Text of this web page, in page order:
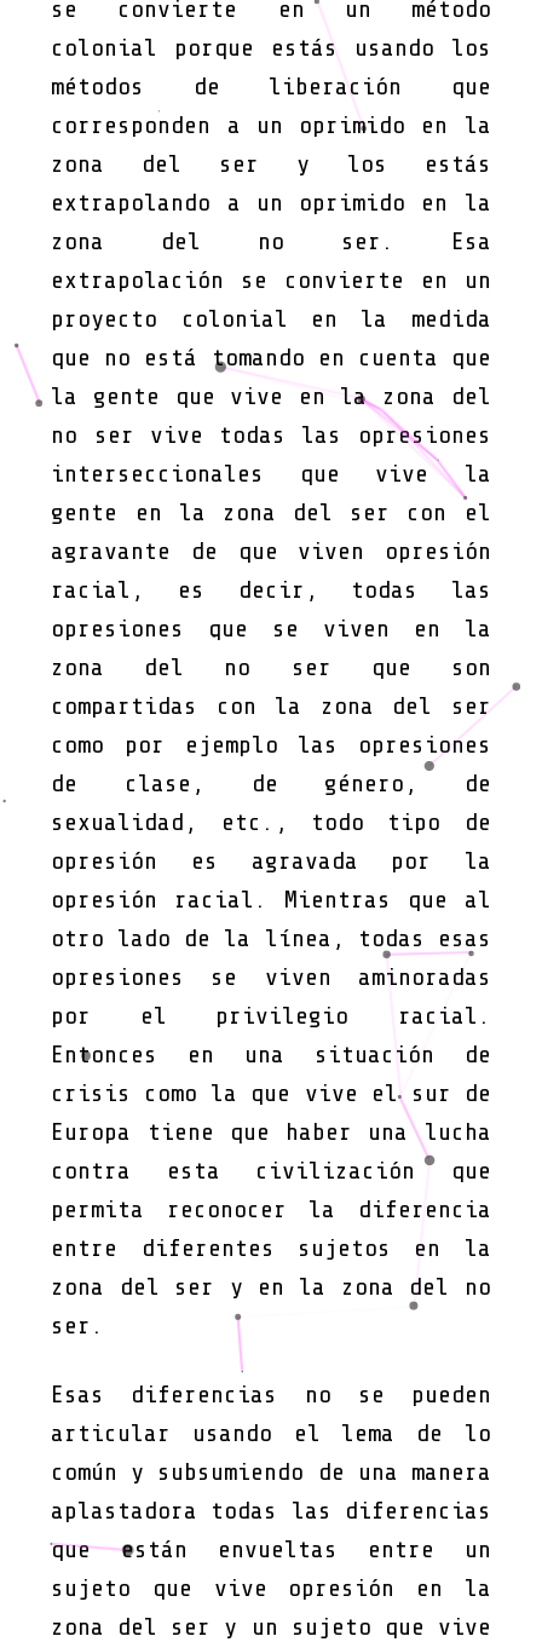
se convierte en un método
colonial porque estás usando los
métodos de liberación que
corresponden a un oprimido en la
zona del ser y los estás
extrapolando a un oprimido en la
zona del no ser. Esa
extrapolación se convierte en un
proyecto colonial en la medida
que no está tomando en cuenta que
la gente que vive en la zona del
no ser vive todas las opresiones
interseccionales que vive la
gente en la zona del ser con el
agravante de que viven opresión
racial, es decir, todas las
opresiones que se viven en la
zona del no ser que son
compartidas con la zona del ser
como por ejemplo las opresiones
de clase, de género, de
sexualidad, etc., todo tipo de
opresión es agravada por la
opresión racial. Mientras que al
otro lado de la línea, todas esas
opresiones se viven aminoradas
por el privilegio racial.
Entonces en una situación de
crisis como la que vive el sur de
Europa tiene que haber una lucha
contra esta civilización que
permita reconocer la diferencia
entre diferentes sujetos en la
zona del ser y en la zona del no
ser.
Esas diferencias no se pueden
articular usando el lema de lo
común y subsumiendo de una manera
aplastadora todas las diferencias
que están envueltas entre un
sujeto que vive opresión en la
zona del ser y un sujeto que vive